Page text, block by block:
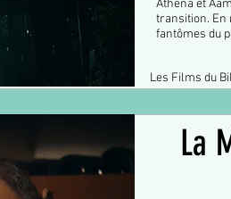
Athena et
transition. En
fantômes du
Les Films du
La